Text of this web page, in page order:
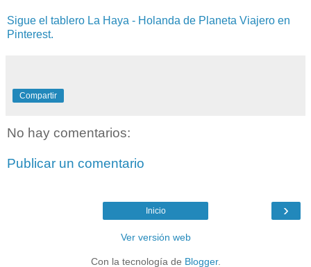
Sigue el tablero La Haya - Holanda de Planeta Viajero en
Pinterest.
Compartir
No hay comentarios:
Publicar un comentario
›
Inicio
Ver versión web
Con la tecnología de Blogger.